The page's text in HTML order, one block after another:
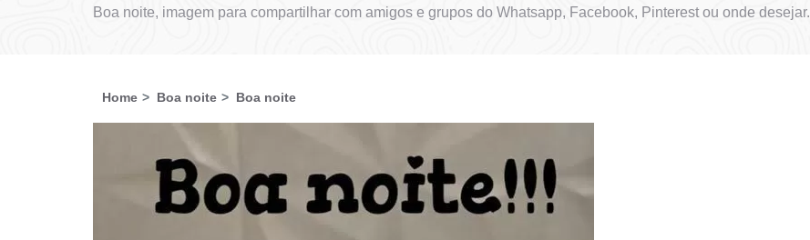
Boa noite, imagem para compartilhar com amigos e grupos do Whatsapp, Facebook, Pinterest ou onde desejar.
Home Boa noite Boa noite